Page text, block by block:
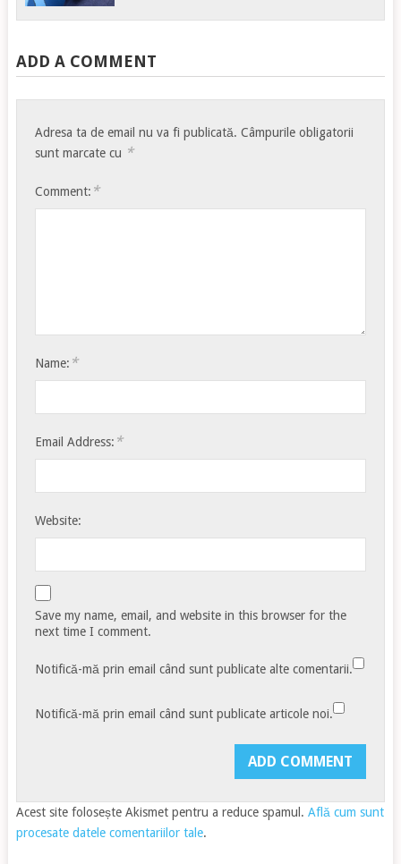
ADD A COMMENT
Adresa ta de email nu va fi publicată. Câmpurile obligatorii
sunt marcate cu *
Comment: *
Name: *
Email Address: *
Website:
Save my name, email, and website in this browser for the
next time I comment.
Notifică-mă prin email când sunt publicate alte comentarii.
Notifică-mă prin email când sunt publicate articole noi.
Acest site folosește Akismet pentru a reduce spamul. Află cum sunt
procesate datele comentariilor tale.